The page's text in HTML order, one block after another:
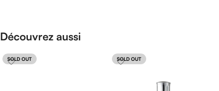
Découvrez aussi
SOLD OUT SOLD OUT